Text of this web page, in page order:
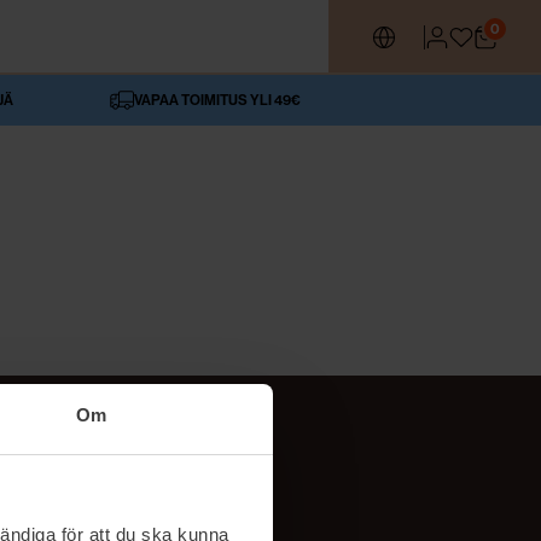
Om
för att du ska kunna
0
VAPAA TOIMITUS YLI 49€
SEURAA MEITÄ